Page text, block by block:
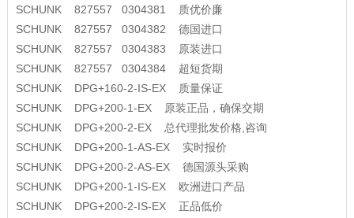
SCHUNK 827557 0304381 质优价廉
SCHUNK 827557 0304382 德国进口
SCHUNK 827557 0304383 原装进口
SCHUNK 827557 0304384 超短货期
SCHUNK DPG+160-2-IS-EX 质量保证
SCHUNK DPG+200-1-EX 原装正品，确保交期
SCHUNK DPG+200-2-EX 总代理批发价格,咨询
SCHUNK DPG+200-1-AS-EX 实时报价
SCHUNK DPG+200-2-AS-EX 德国源头采购
SCHUNK DPG+200-1-IS-EX 欧洲进口产品
SCHUNK DPG+200-2-IS-EX 正品低价